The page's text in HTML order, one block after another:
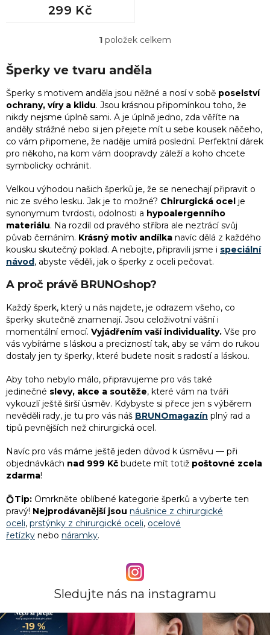
1
madonka 6
mašlička 3
meloun 1
měsíc 5
náboj 1
nekonečno 21
nota 2
perly 5
pírko
písmena 5
podkova 1
poupátko 1
růženec
řetěz 9
125
strom života
299 Kč
O
l
á
d
a
c
í
p
r
v
y
v
ý
p
i
s
u
1 položek celkem
Šperky ve tvaru anděla
Šperky s motivem anděla jsou něžné a nosí v sobě poselství
ochrany, víry a klidu. Jsou krásnou připomínkou toho, že
nikdy nejsme úplně sami. A je úplně jedno, zda věříte na
anděly strážné nebo si jen přejete mít u sebe kousek něčeho,
co vám připomene, že naděje umírá poslední. Perfektní dárek
pro někoho, na kom vám doopravdy záleží a koho chcete
symbolicky ochránit.
Velkou výhodou našich šperků je, že se nenechají připravit o
nic ze svého lesku. Jak je to možné? Chirurgická ocel je
synonymum tvrdosti, odolnosti a hypoalergenního
materiálu. Na rozdíl od pravého stříbra ale neztrácí svůj
půvab černáním. Krásný motiv andílka navíc dělá z každého
kousku skutečný poklad. A nebojte, připravili jsme i speciální
návod, abyste věděli, jak o šperky z oceli pečovat.
A proč právě BRUNOshop?
Každý šperk, který u nás najdete, je odrazem všeho, co
šperky skutečně znamenají. Jsou celoživotní vášní i
momentální emocí. Vyjádřením vaší individuality. Vše pro
vás vybíráme s láskou a precizností tak, aby se vám do rukou
dostaly jen ty šperky, které budete nosit s radostí a láskou.
Aby toho nebylo málo, připravujeme pro vás také
jedinečné slevy, akce a soutěže, které vám na tváři
vykouzlí ještě širší úsměv. Kdybyste si přece jen s výběrem
nevěděli rady, je tu pro vás náš BRUNOmagazín plný rad a
tipů pevnějších než chirurgická ocel.
Navíc pro vás máme ještě jeden důvod k úsměvu — při
objednávkách nad 999 Kč budete mít totiž poštovné zcela
zdarma!
💍Tip: Omrkněte oblíbené kategorie šperků a vyberte ten
pravý! Nejprodávanější jsou náušnice z chirurgické
oceli, prstýnky z chirurgické oceli, ocelové
řetízky nebo náramky.
Sledujte nás na instagramu